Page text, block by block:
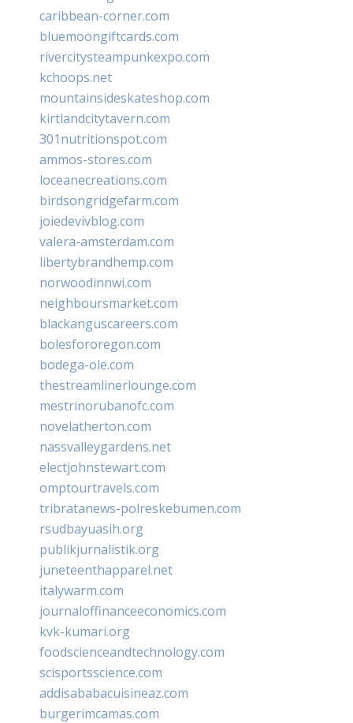
caribbean-corner.com
bluemoongiftcards.com
rivercitysteampunkexpo.com
kchoops.net
mountainsideskateshop.com
kirtlandcitytavern.com
301nutritionspot.com
ammos-stores.com
loceanecreations.com
birdsongridgefarm.com
joiedevivblog.com
valera-amsterdam.com
libertybrandhemp.com
norwoodinnwi.com
neighboursmarket.com
blackanguscareers.com
bolesfororegon.com
bodega-ole.com
thestreamlinerlounge.com
mestrinorubanofc.com
novelatherton.com
nassvalleygardens.net
electjohnstewart.com
omptourtravels.com
tribratanews-polreskebumen.com
rsudbayuasih.org
publikjurnalistik.org
juneteenthapparel.net
italywarm.com
journaloffinanceeconomics.com
kvk-kumari.org
foodscienceandtechnology.com
scisportsscience.com
addisababacuisineaz.com
burgerimcamas.com